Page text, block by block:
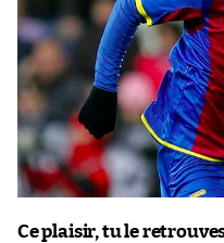
Ce plaisir, tu le